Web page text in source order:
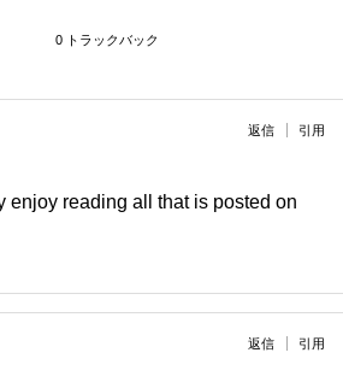
0 トラックバック
返信 引用
enjoy reading all that is posted on
返信 引用